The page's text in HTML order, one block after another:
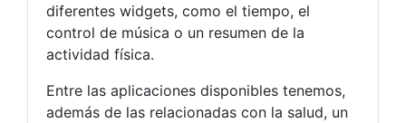
diferentes widgets, como el tiempo, el
control de música o un resumen de la
actividad física.
Entre las aplicaciones disponibles tenemos,
además de las relacionadas con la salud, un